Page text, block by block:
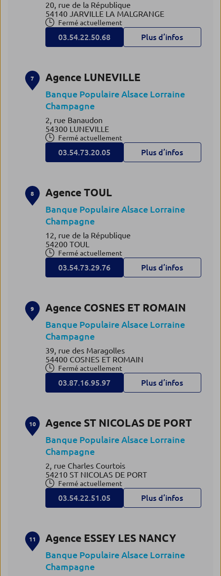
20, rue de la République
54140 JARVILLE LA MALGRANGE
Fermé actuellement
03.54.22.50.68 Plus d’infos
7 Agence LUNEVILLE
Banque Populaire Alsace Lorraine
Champagne
2, rue Banaudon
54300 LUNEVILLE
Fermé actuellement
03.54.73.20.05 Plus d’infos
8 Agence TOUL
Banque Populaire Alsace Lorraine
Champagne
12, rue de la République
54200 TOUL
Fermé actuellement
03.54.73.29.76 Plus d’infos
9 Agence COSNES ET ROMAIN
Banque Populaire Alsace Lorraine
Champagne
39, rue des Maragolles
54400 COSNES ET ROMAIN
Fermé actuellement
03.87.16.95.97 Plus d’infos
10 Agence ST NICOLAS DE PORT
Banque Populaire Alsace Lorraine
Champagne
2, rue Charles Courtois
54210 ST NICOLAS DE PORT
Fermé actuellement
03.54.22.51.05 Plus d’infos
11 Agence ESSEY LES NANCY
Banque Populaire Alsace Lorraine
Champagne